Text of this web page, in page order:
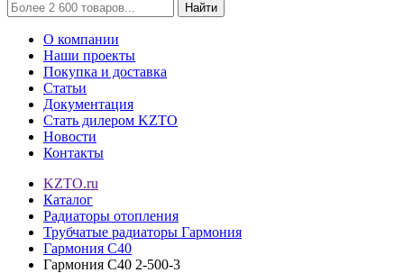
Найти
О компании
Наши проекты
Покупка и доставка
Статьи
Документация
Стать дилером KZTO
Новости
Контакты
KZTO.ru
Каталог
Радиаторы отопления
Трубчатые радиаторы Гармония
Гармония С40
Гармония С40 2-500-3